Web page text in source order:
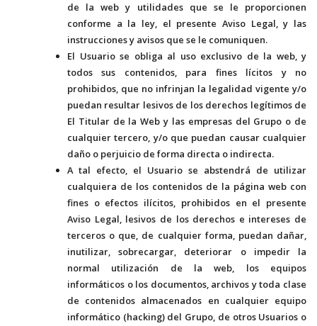
de la web y utilidades que se le proporcionen
conforme a la ley, el presente Aviso Legal, y las
instrucciones y avisos que se le comuniquen.
El Usuario se obliga al uso exclusivo de la web, y
todos sus contenidos, para fines lícitos y no
prohibidos, que no infrinjan la legalidad vigente y/o
puedan resultar lesivos de los derechos legítimos de
El Titular de la Web y las empresas del Grupo o de
cualquier tercero, y/o que puedan causar cualquier
daño o perjuicio de forma directa o indirecta.
A tal efecto, el Usuario se abstendrá de utilizar
cualquiera de los contenidos de la página web con
fines o efectos ilícitos, prohibidos en el presente
Aviso Legal, lesivos de los derechos e intereses de
terceros o que, de cualquier forma, puedan dañar,
inutilizar, sobrecargar, deteriorar o impedir la
normal utilización de la web, los equipos
informáticos o los documentos, archivos y toda clase
de contenidos almacenados en cualquier equipo
informático (hacking) del Grupo, de otros Usuarios o